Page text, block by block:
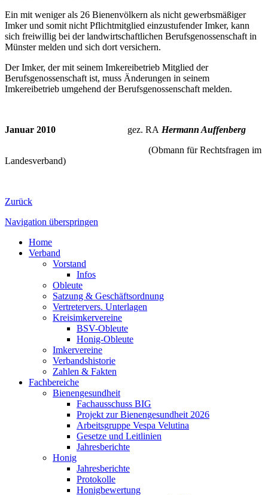
Ein mit weniger als 26 Bienenvölkern als nicht gewerbsmäßiger
Imker und somit nicht Pflichtmitglied einzustufender Imker, kann
sich freiwillig bei der landwirtschaftlichen Berufsgenossenschaft in
Münster melden und sich dort versichern.
Der Imker, der mit seinem Imkereibetrieb Mitglied der
Berufsgenossenschaft ist, muss Änderungen in seinem
Imkereibetrieb umgehend der Berufsgenossenschaft melden.
Januar 2010 gez. RA Hermann Auffenberg
(Obmann für Rechtsfragen im
Landesverband)
Zurück
Navigation überspringen
Home
Verband
Vorstand
Infos
Obleute
Satzung & Geschäftsordnung
Vertretervers. Unterlagen
Kreisimkervereine
BSV-Obleute
Honig-Obleute
Imkervereine
Verbandshistorie
Zahlen & Fakten
Fachbereiche
Bienengesundheit
Fachausschuss BIG
Projekt zur Bienengesundheit 2026
Arbeitsgruppe Vespa Velutina
Gesetze und Leitlinien
Jahresberichte
Honig
Jahresberichte
Protokolle
Honigbewertung